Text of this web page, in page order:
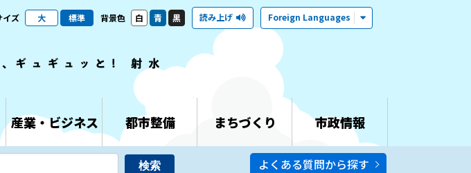
イズ 大 標準 背景色 白 青 黒 読み上げ Foreign Languages
産業・ビジネス 都市整備 まちづくり 市政情報
よくある質問から探す